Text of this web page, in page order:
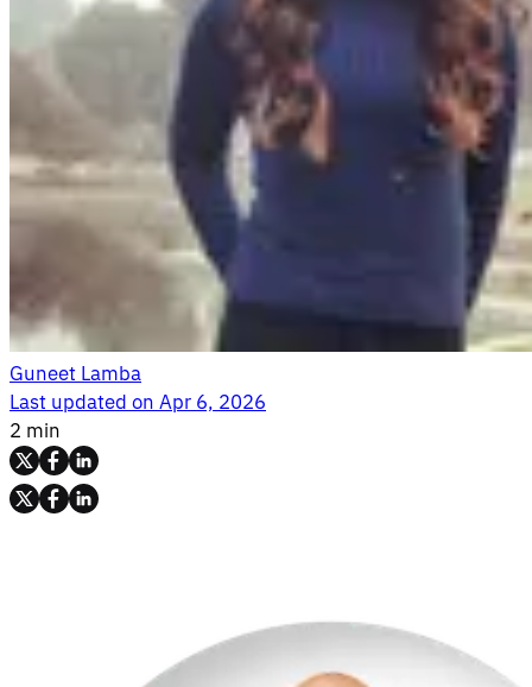
Guneet Lamba
Last updated onApr 6, 2026
2 min